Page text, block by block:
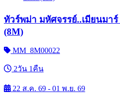
ทัวร์พม่า มหัศจรรย์..เมียนมา
(8M)
MM_8M00022
2วัน 1คืน
22 ส.ค. 69 - 01 พ.ย. 69